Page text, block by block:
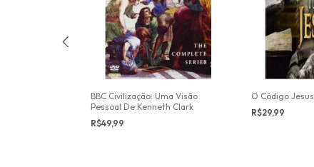
BBC Civilização: Uma Visão
Pessoal De Kenneth Clark
R$49,99
O Código Jesus
R$29,99